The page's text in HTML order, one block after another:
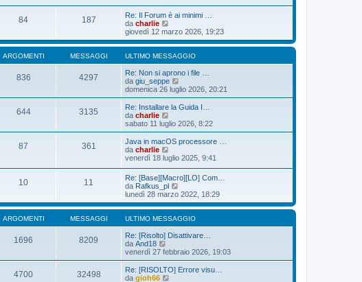
t
i
o
m
e
s
s
a
g
g
i
o
84 187
Re: Il Forum è ai minimi …
da charlie
e
d
i
u
l
t
i
m
o
m
s
a
g
g
i
o
giovedì 12 marzo 2026, 19:23
ARGOMENTI MESSAGGI ULTIMO MESSAGGIO
836 4297
Re: Non si aprono i file …
da giu_seppe
e
d
i
l
m
o
m
e
s
a
g
g
i
o
domenica 26 luglio 2026, 20:21
644 3135
Re: Installare la Guida I…
da charlie
e
d
i
l
t
i
m
o
m
e
s
a
g
i
o
sabato 11 luglio 2026, 8:22
87 361
Java in macOS processore …
da charlie
e
u
t
i
m
o
m
e
s
s
a
g
venerdì 18 luglio 2025, 9:41
10 11
Re: [Base][Macro][LO] Com…
da Rafkus_pl
e
d
i
u
l
t
m
o
m
lunedì 28 marzo 2022, 18:29
ARGOMENTI MESSAGGI ULTIMO MESSAGGIO
1696 8209
Re: [Risolto] Disattivare…
da And18
e
d
i
u
venerdì 27 febbraio 2026, 19:03
4700 32498
Re: [RISOLTO] Errore visu…
da gioh66